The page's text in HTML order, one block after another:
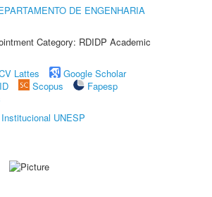
DE ENGENHARIA
Category: RDIDP Academic
Lattes
Google Scholar
Scopus
Fapesp
UNESP